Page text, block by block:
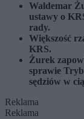
Waldemar
ustawy o
rady.
Większość
KRS.
Żurek
sprawie
sędziów w
Reklama
Reklama